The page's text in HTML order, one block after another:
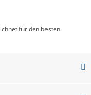
für den besten